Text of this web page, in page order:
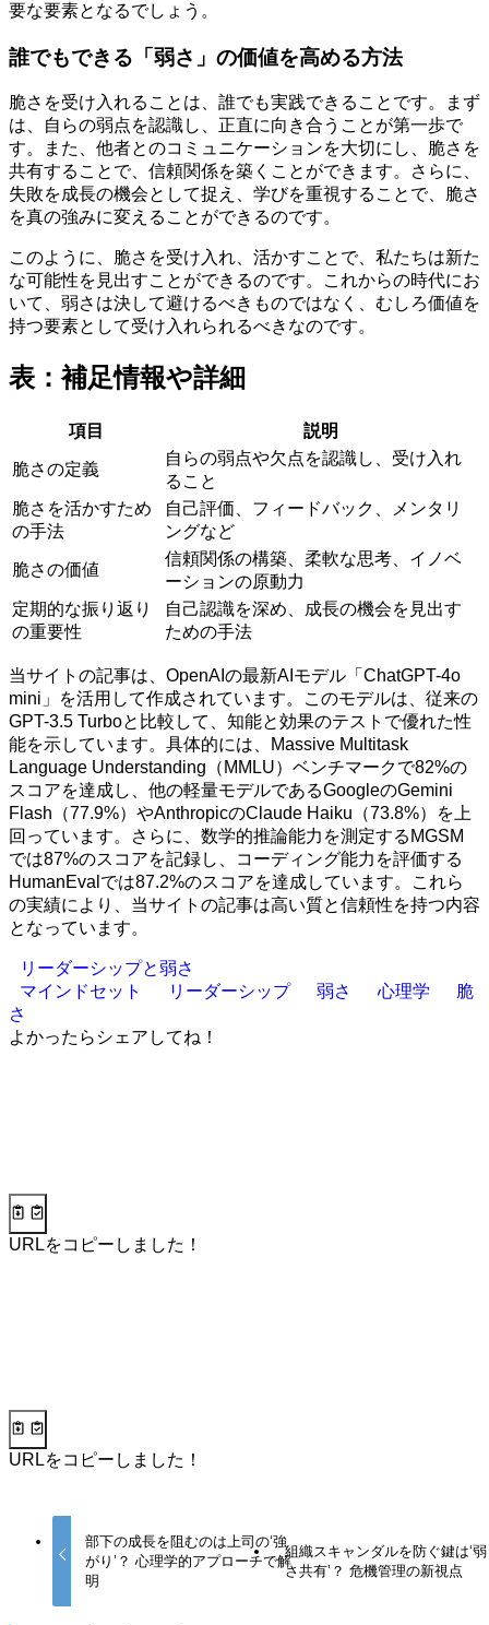
要な要素となるでしょう。
誰でもできる「弱さ」の価値を高める方法
脆さを受け入れることは、誰でも実践できることです。まず
は、自らの弱点を認識し、正直に向き合うことが第一歩で
す。また、他者とのコミュニケーションを大切にし、脆さを
共有することで、信頼関係を築くことができます。さらに、
失敗を成長の機会として捉え、学びを重視することで、脆さ
を真の強みに変えることができるのです。
このように、脆さを受け入れ、活かすことで、私たちは新た
な可能性を見出すことができるのです。これからの時代にお
いて、弱さは決して避けるべきものではなく、むしろ価値を
持つ要素として受け入れられるべきなのです。
表：補足情報や詳細
項目 説明
脆さの定義
自らの弱点や欠点を認識し、受け入れ
ること
脆さを活かすため
の手法
自己評価、フィードバック、メンタリ
ングなど
脆さの価値
信頼関係の構築、柔軟な思考、イノベ
ーションの原動力
定期的な振り返り
の重要性
自己認識を深め、成長の機会を見出す
ための手法
当サイトの記事は、OpenAIの最新AIモデル「ChatGPT-4o
mini」を活用して作成されています。このモデルは、従来の
GPT-3.5 Turboと比較して、知能と効果のテストで優れた性
能を示しています。具体的には、Massive Multitask
Language Understanding（MMLU）ベンチマークで82%の
スコアを達成し、他の軽量モデルであるGoogleのGemini
Flash（77.9%）やAnthropicのClaude Haiku（73.8%）を上
回っています。さらに、数学的推論能力を測定するMGSM
では87%のスコアを記録し、コーディング能力を評価する
HumanEvalでは87.2%のスコアを達成しています。これら
の実績により、当サイトの記事は高い質と信頼性を持つ内容
となっています。
リーダーシップと弱さ
マインドセット
リーダーシップ 弱さ 心理学
脆
さ
よかったらシェアしてね！
URLをコピーしました！
URLをコピーしました！
部下の成長を阻むのは上司の‘強
がり’？ 心理学的アプローチで解
明
組織スキャンダルを防ぐ鍵は‘弱
さ共有’？ 危機管理の新視点